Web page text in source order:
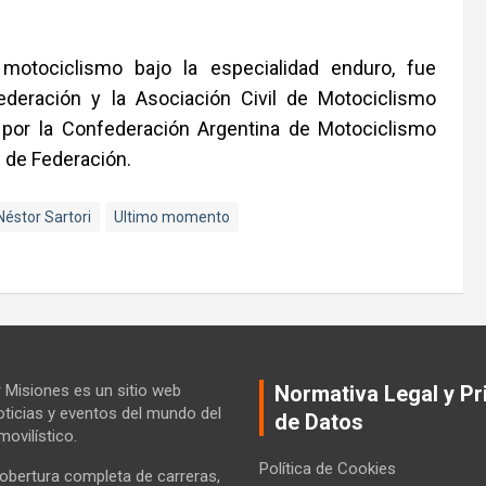
bajo la especialidad enduro, fue
y la Asociación Civil de Motociclismo
la Confederación Argentina de Motociclismo
de Federación.
Sartori Ultimo momento
es un sitio web
y eventos del mundo del
completa de carreras,
Normativa Legal y
de Datos
Política de Cookies